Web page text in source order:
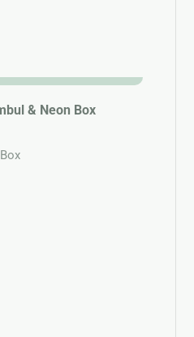
& Neon Box